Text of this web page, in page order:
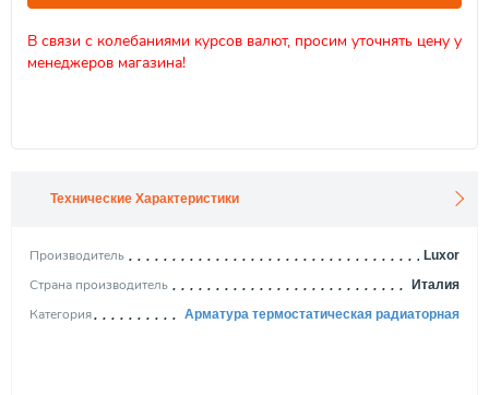
В связи с колебаниями курсов валют, просим уточнять цену у
менеджеров магазина!
Технические Характеристики
Производитель Luxor
Страна производитель Италия
Категория Арматура термостатическая радиаторная